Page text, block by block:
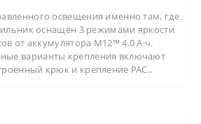
освещения именно там, где
оснащён 3 режимами яркости
от аккумулятора M12™ 4.0 А·ч.
варианты крепления включают
крюк и крепление PAC..